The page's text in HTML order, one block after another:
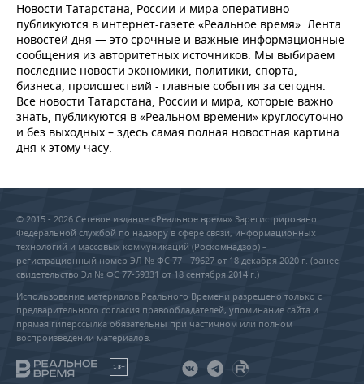
Новости Татарстана, России и мира оперативно
публикуются в интернет-газете «Реальное время». Лента
новостей дня — это срочные и важные информационные
сообщения из авторитетных источников. Мы выбираем
последние новости экономики, политики, спорта,
бизнеса, происшествий - главные события за сегодня.
Все новости Татарстана, России и мира, которые важно
знать, публикуются в «Реальном времени» круглосуточно
и без выходных – здесь самая полная новостная картина
дня к этому часу.
© 2015 - 2026 Сетевое издание «Реальное время» Зарегистрировано
Федеральной службой по надзору в сфере связи, информационных
технологий и массовых коммуникаций (Роскомнадзор) –
регистрационный номер ЭЛ № ФС 77 - 79627 от 18 декабря 2020 г. (ранее
свидетельство Эл № ФС 77-59331 от 18 сентября 2014 г.)
Использование материалов Реального Времени разрешено только с
предварительного согласия правообладателей, упоминание сайта и
прямая гиперссылка обязательны при частичном или полном
воспроизведении материалов.
18+